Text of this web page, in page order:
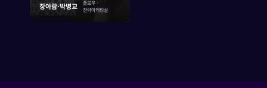
장아람·박병교
플로우 ·
전략마케팅실